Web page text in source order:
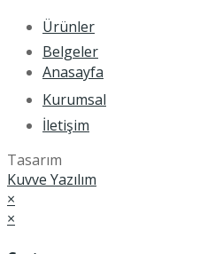
Ürünler
Belgeler
Anasayfa
Kurumsal
İletişim
Tasarım
Kuvve Yazılım
×
×